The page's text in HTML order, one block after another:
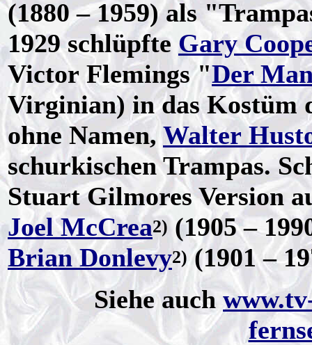
(1880 – 1959) als
1929 schlüpfte Gary
Victor Flemings "Der
Virginian) in das Kostüm
ohne Namen, Walter
schurkischen Trampas.
Stuart Gilmores Version
Joel McCrea2)(1905 –
Brian Donlevy2) (1901 –
Siehe auch